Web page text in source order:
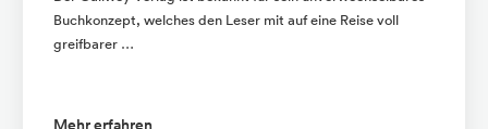
Buchkonzept, welches den Leser mit auf eine Reise voll
greifbarer …